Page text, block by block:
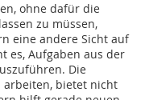
ohne dafür die
zu müssen,
eine andere Sicht auf
es, Aufgaben aus der
Die
arbeiten, bietet nicht